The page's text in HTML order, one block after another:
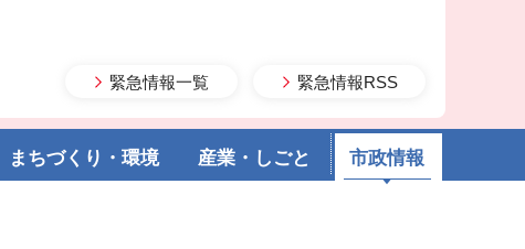
緊急情報一覧 緊急情報RSS
まちづくり・環境 産業・しごと 市政情報